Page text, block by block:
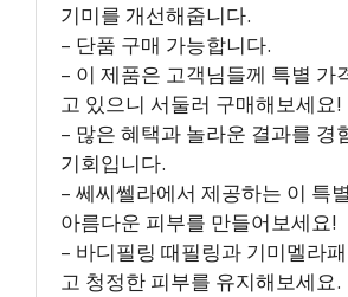
기미를 개선해줍니다.
– 단품 구매 가능합니다.
– 이 제품은 고객님들께 특별 가
고 있으니 서둘러 구매해보세요!
– 많은 혜택과 놀라운 결과를 경
기회입니다.
– 쎄씨쎌라에서 제공하는 이 특
아름다운 피부를 만들어보세요!
– 바디필링 때필링과 기미멜라
고 청정한 피부를 유지해보세요.